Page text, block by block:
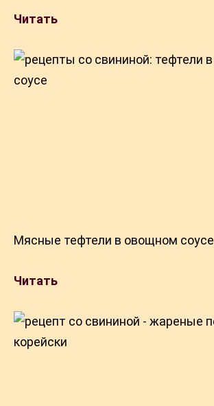
Читать
Мясные тефтели в овощном соусе
Читать